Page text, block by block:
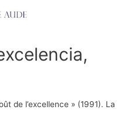
de l’excellence » (1991). La